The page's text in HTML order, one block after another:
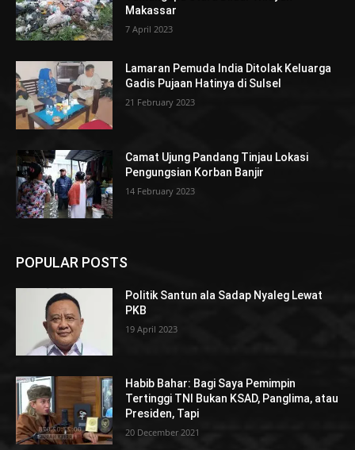
Makassar
7 April 2023
Lamaran Pemuda India Ditolak Keluarga
Gadis Pujaan Hatinya di Sulsel
21 February 2023
Camat Ujung Pandang Tinjau Lokasi
Pengungsian Korban Banjir
14 February 2023
POPULAR POSTS
Politik Santun ala Sadap Nyaleg Lewat
PKB
19 April 2023
Habib Bahar: Bagi Saya Pemimpin
Tertinggi TNI Bukan KSAD, Panglima, atau
Presiden, Tapi
20 December 2021